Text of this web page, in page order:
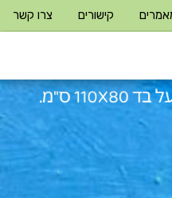
קישורים צרו קשר